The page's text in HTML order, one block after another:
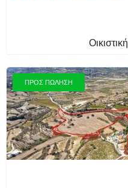
Οικιστική
ΠΡΟΣ ΠΩΛΗΣΗ
Προηγούμενο